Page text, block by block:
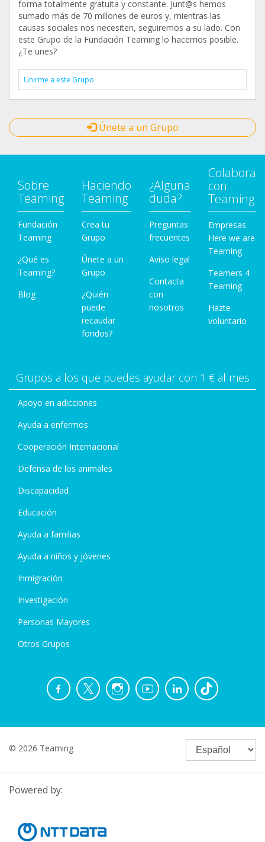
forma totalmente gratuita y constante. Junt@s hemos
sumado más de 70 millones de euros y, mientras las
causas sociales nos necesiten, seguiremos a su lado. Con
este Grupo de la Fundación Teaming lo hacemos posible.
¿Te unes?
Unirme a este Grupo
Únete a un Grupo
Sobre
Teaming
Fundación
Teaming
¿Qué es
Teaming?
Blog
Haciendo
Teaming
Crea tu
Grupo
Únete a un
Grupo
¿Quién
puede
recaudar
fondos?
¿Alguna
duda?
Preguntas
frecuentes
Aviso legal
Contacta
con
nosotros
Colabora
con
Teaming
Empresas
Here we are
Teaming
Teamers 4
Teaming
Hazte
voluntario
Grupos a los que puedes ayudar con 1 € al mes
Apoyo en adicciones
Ayuda a enfermos
Cooperación Internacional
Defensa de los animales
Discapacidad
Educación
Ayuda a familias
Ayuda a niños y jóvenes
Inmigración
Investigación
Personas Mayores
Otros Grupos
© 2026 Teaming
Powered by: